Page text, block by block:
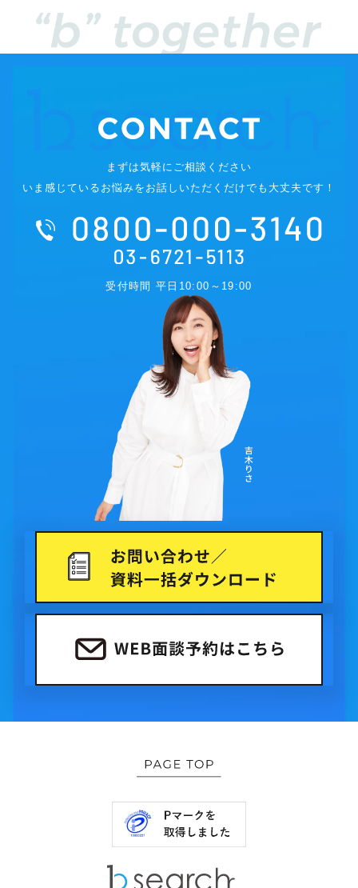
まずは気軽にご相談ください
いま感じているお悩みをお話しいただくだけでも大丈夫です！
受付時間 平日10:00～19:00